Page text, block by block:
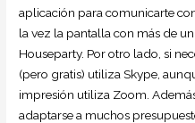
aplicación para comunicarte
la vez la pantalla con más de
Houseparty. Por otro lado, si
(pero gratis) utiliza Skype,
impresión utiliza Zoom.
adaptarse a muchos